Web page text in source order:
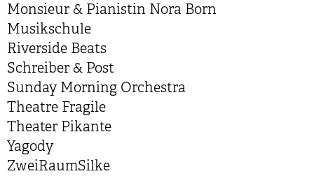
Monsieur & Pianistin Nora Born
Musikschule
Riverside Beats
Schreiber & Post
Sunday Morning Orchestra
Theatre Fragile
Theater Pikante
Yagody
ZweiRaumSilke